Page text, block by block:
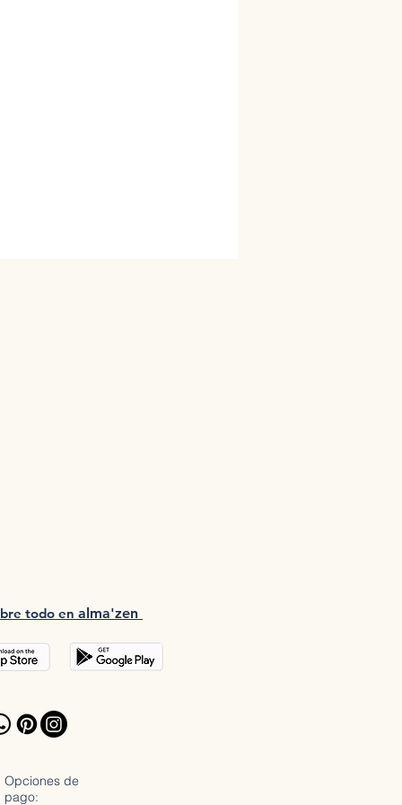
todo en a lma'zen
Opciones de
pago: